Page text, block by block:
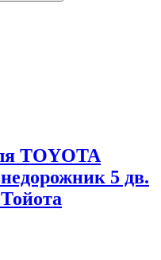
TOYOTA
5 дв.